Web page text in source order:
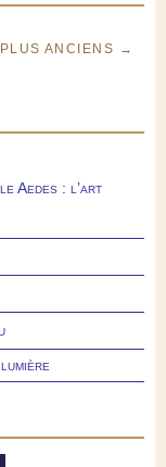
ANCIENS →
Aedes : l’art